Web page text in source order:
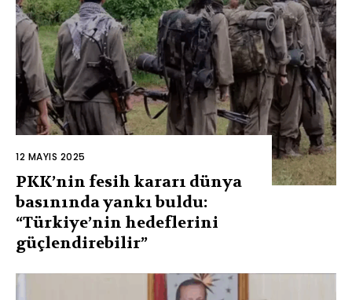
12 MAYIS 2025
PKK’nin fesih kararı dünya
basınında yankı buldu:
“Türkiye’nin hedeflerini
güçlendirebilir”